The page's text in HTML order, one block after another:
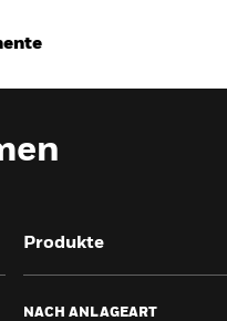
Produkte
NACH ANLAGEART